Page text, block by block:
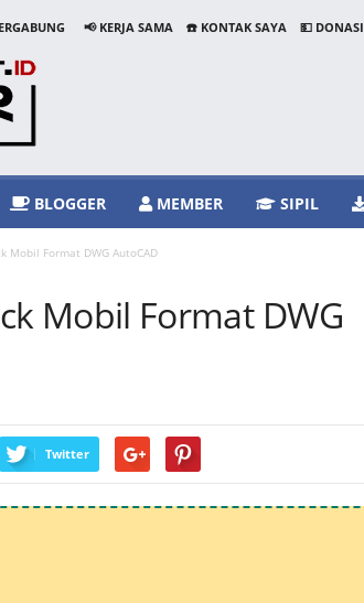
📢 KERJA SAMA ☎️ KONTAK SAYA 💵 DONASI
BLOGGER MEMBER SIPIL
Mobil Format DWG AutoCAD
Mobil Format DWG
Twitter